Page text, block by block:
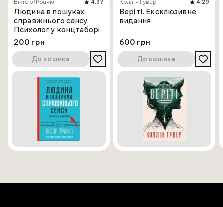
Віктор Франкл
4.37
Людина в пошуках
справжнього сенсу.
Психолог у концтаборі
200 грн
До кошика
Коллін Гувер
4.29
Веріті. Ексклюзивне
видання
600 грн
До кошика